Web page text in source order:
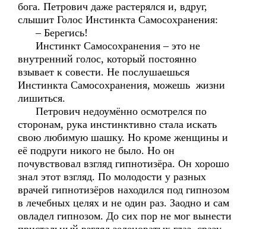
бога. Петрович даже растерялся и, вдруг,
слышит Голос Инстинкта Самосохранения:
– Берегись!
Инстинкт Самосохранения – это не
внутренний голос, который постоянно
взывает к совести. Не послушаешься
Инстинкта Самосохранения, можешь жизни
лишиться.
Петрович недоумённо осмотрелся по
сторонам, рука инстинктивно стала искать
свою любимую шашку. Но кроме женщины и
её подруги никого не было. Но он
почувствовал взгляд гипнотизёра. Он хорошо
знал этот взгляд. По молодости у разных
врачей гипнотизёров находился под гипнозом
в лечебных целях и не один раз. Заодно и сам
овладел гипнозом. До сих пор не мог вынести